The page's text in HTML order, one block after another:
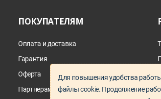
ПОКУПАТЕЛЯМ
Оплата и доставка
Гарантия
Оферта
Партнерам и проектировщикам
Для повышения удобства
файлы cookie. Продолжение